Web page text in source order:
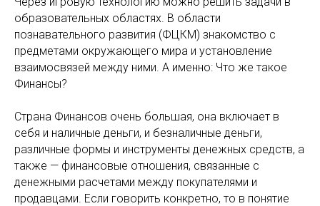
образовательных областях. В области
познавательного развития (ФЦКМ) знакомство с
предметами окружающего мира и установление
взаимосвязей между ними. А именно: Что же такое
Финансы?
Страна Финансов очень большая, она включает в
себя и наличные деньги, и безналичные деньги,
различные формы и инструменты денежных средств, а
также — финансовые отношения, связанные с
денежными расчетами между покупателями и
продавцами. Если говорить конкретно, то в понятие